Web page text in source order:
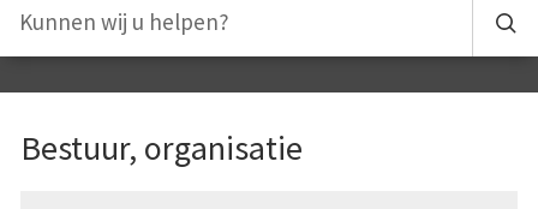
Bestuur, organisatie